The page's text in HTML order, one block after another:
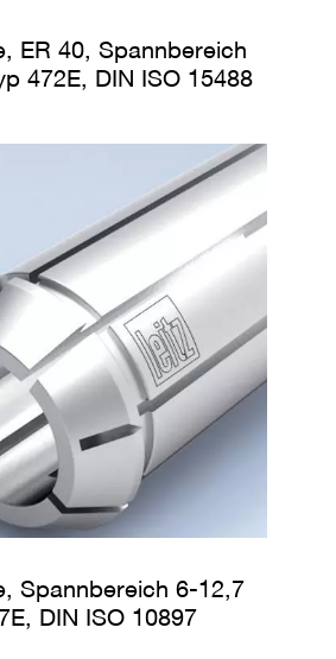
ER 40, Spannbereich
472E, DIN ISO 15488
Spannbereich 6-12,7
DIN ISO 10897